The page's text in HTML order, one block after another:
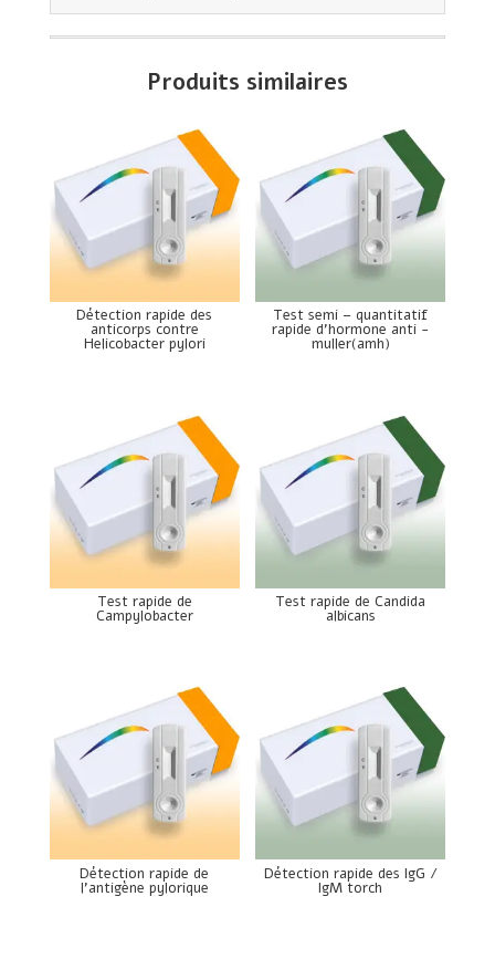
Produits similaires
Détection rapide des
anticorps contre
Helicobacter pylori
Test semi – quantitatif
rapide d’hormone anti -
muller(amh)
Test rapide de
Campylobacter
Test rapide de Candida
albicans
Détection rapide de
l’antigène pylorique
Détection rapide des IgG /
IgM torch